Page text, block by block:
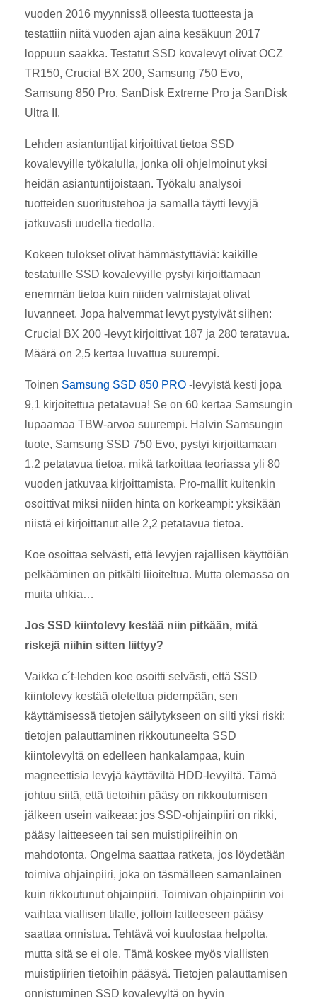
vuoden 2016 myynnissä olleesta tuotteesta ja
testattiin niitä vuoden ajan aina kesäkuun 2017
loppuun saakka. Testatut SSD kovalevyt olivat OCZ
TR150, Crucial BX 200, Samsung 750 Evo,
Samsung 850 Pro, SanDisk Extreme Pro ja SanDisk
Ultra II.
Lehden asiantuntijat kirjoittivat tietoa SSD
kovalevyille työkalulla, jonka oli ohjelmoinut yksi
heidän asiantuntijoistaan. Työkalu analysoi
tuotteiden suoritustehoa ja samalla täytti levyjä
jatkuvasti uudella tiedolla.
Kokeen tulokset olivat hämmästyttäviä: kaikille
testatuille SSD kovalevyille pystyi kirjoittamaan
enemmän tietoa kuin niiden valmistajat olivat
luvanneet. Jopa halvemmat levyt pystyivät siihen:
Crucial BX 200 -levyt kirjoittivat 187 ja 280 teratavua.
Määrä on 2,5 kertaa luvattua suurempi.
Toinen Samsung SSD 850 PRO -levyistä kesti jopa
9,1 kirjoitettua petatavua! Se on 60 kertaa Samsungin
lupaamaa TBW-arvoa suurempi. Halvin Samsungin
tuote, Samsung SSD 750 Evo, pystyi kirjoittamaan
1,2 petatavua tietoa, mikä tarkoittaa teoriassa yli 80
vuoden jatkuvaa kirjoittamista. Pro-mallit kuitenkin
osoittivat miksi niiden hinta on korkeampi: yksikään
niistä ei kirjoittanut alle 2,2 petatavua tietoa.
Koe osoittaa selvästi, että levyjen rajallisen käyttöiän
pelkääminen on pitkälti liioiteltua. Mutta olemassa on
muita uhkia…
Jos SSD kiintolevy kestää niin pitkään, mitä
riskejä niihin sitten liittyy?
Vaikka c´t-lehden koe osoitti selvästi, että SSD
kiintolevy kestää oletettua pidempään, sen
käyttämisessä tietojen säilytykseen on silti yksi riski:
tietojen palauttaminen rikkoutuneelta SSD
kiintolevyltä on edelleen hankalampaa, kuin
magneettisia levyjä käyttäviltä HDD-levyiltä. Tämä
johtuu siitä, että tietoihin pääsy on rikkoutumisen
jälkeen usein vaikeaa: jos SSD-ohjainpiiri on rikki,
pääsy laitteeseen tai sen muistipiireihin on
mahdotonta. Ongelma saattaa ratketa, jos löydetään
toimiva ohjainpiiri, joka on täsmälleen samanlainen
kuin rikkoutunut ohjainpiiri. Toimivan ohjainpiirin voi
vaihtaa viallisen tilalle, jolloin laitteeseen pääsy
saattaa onnistua. Tehtävä voi kuulostaa helpolta,
mutta sitä se ei ole. Tämä koskee myös viallisten
muistipiirien tietoihin pääsyä. Tietojen palauttamisen
onnistuminen SSD kovalevyltä on hyvin